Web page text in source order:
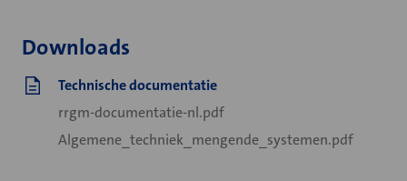
Downloads
Technische documentatie
rrgm-documentatie-nl.pdf
Algemene_techniek_mengende_systemen.pdf